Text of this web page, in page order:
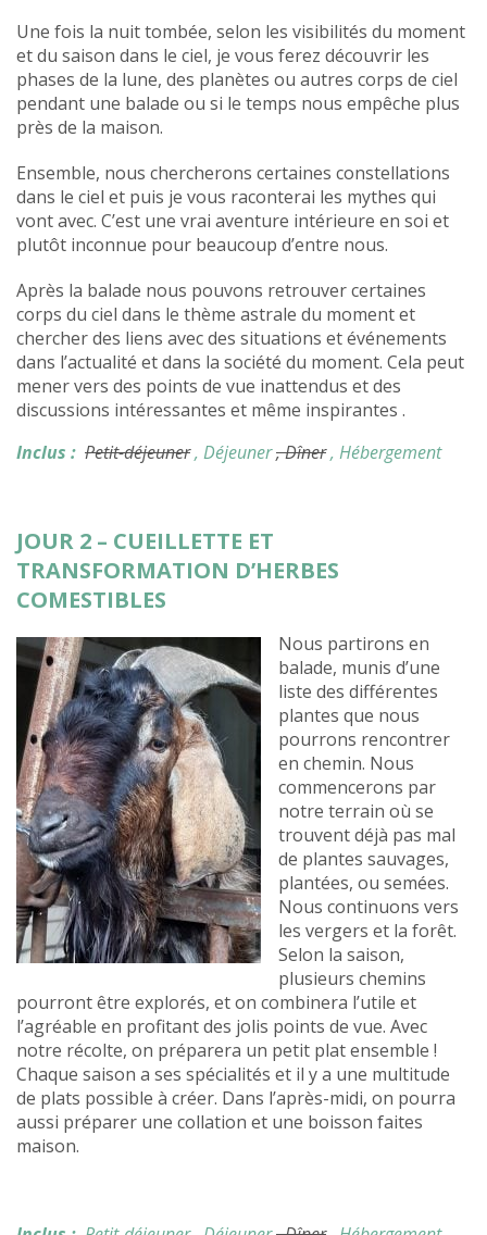
Une fois la nuit tombée, selon les visibilités du moment
et du saison dans le ciel, je vous ferez découvrir les
phases de la lune, des planètes ou autres corps de ciel
pendant une balade ou si le temps nous empêche plus
près de la maison.
Ensemble, nous chercherons certaines constellations
dans le ciel et puis je vous raconterai les mythes qui
vont avec. C’est une vrai aventure intérieure en soi et
plutôt inconnue pour beaucoup d’entre nous.
Après la balade nous pouvons retrouver certaines
corps du ciel dans le thème astrale du moment et
chercher des liens avec des situations et événements
dans l’actualité et dans la société du moment. Cela peut
mener vers des points de vue inattendus et des
discussions intéressantes et même inspirantes .
Inclus : Petit-déjeuner, Déjeuner, Dîner, Hébergement
JOUR 2 – CUEILLETTE ET
TRANSFORMATION D’HERBES
COMESTIBLES
Nous partirons en
balade, munis d’une
liste des différentes
plantes que nous
pourrons rencontrer
en chemin. Nous
commencerons par
notre terrain où se
trouvent déjà pas mal
de plantes sauvages,
plantées, ou semées.
Nous continuons vers
les vergers et la forêt.
Selon la saison,
plusieurs chemins
pourront être explorés, et on combinera l’utile et
l’agréable en profitant des jolis points de vue. Avec
notre récolte, on préparera un petit plat ensemble !
Chaque saison a ses spécialités et il y a une multitude
de plats possible à créer. Dans l’après-midi, on pourra
aussi préparer une collation et une boisson faites
maison.